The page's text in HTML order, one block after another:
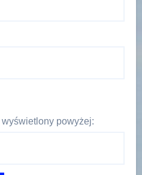
powyżej: